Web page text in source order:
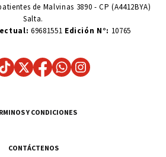
de Malvinas 3890 - CP (A4412BYA)
Salta.
69681551 Edición N°: 10765
Y CONDICIONES
CONTÁCTENOS